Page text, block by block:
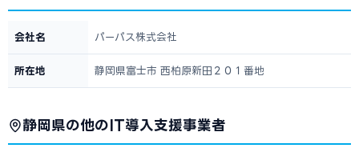
会社名 パーパス株式会社
所在地 静岡県富士市 西柏原新田２０１番地
静岡県の他のIT導入支援事業者